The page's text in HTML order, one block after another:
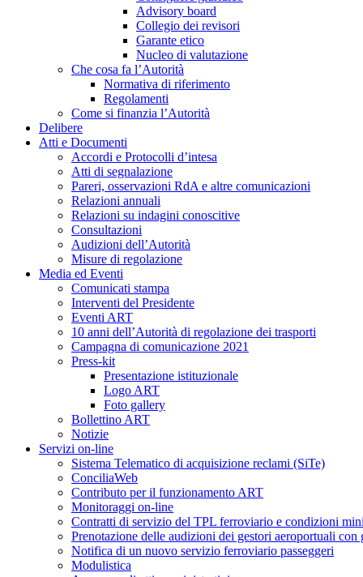
Advisory board
Collegio dei revisori
Garante etico
Nucleo di valutazione
Che cosa fa l’Autorità
Normativa di riferimento
Regolamenti
Come si finanzia l’Autorità
Delibere
Atti e Documenti
Accordi e Protocolli d’intesa
Atti di segnalazione
Pareri, osservazioni RdA e altre comunicazioni
Relazioni annuali
Relazioni su indagini conoscitive
Consultazioni
Audizioni dell’Autorità
Misure di regolazione
Media ed Eventi
Comunicati stampa
Interventi del Presidente
Eventi ART
10 anni dell’Autorità di regolazione dei trasporti
Campagna di comunicazione 2021
Press-kit
Presentazione istituzionale
Logo ART
Foto gallery
Bollettino ART
Notizie
Servizi on-line
Sistema Telematico di acquisizione reclami (SiTe)
ConciliaWeb
Contributo per il funzionamento ART
Monitoraggi on-line
Contratti di servizio del TPL ferroviario e condizioni
Prenotazione delle audizioni dei gestori aeroportuali con
Notifica di un nuovo servizio ferroviario passeggeri
Modulistica